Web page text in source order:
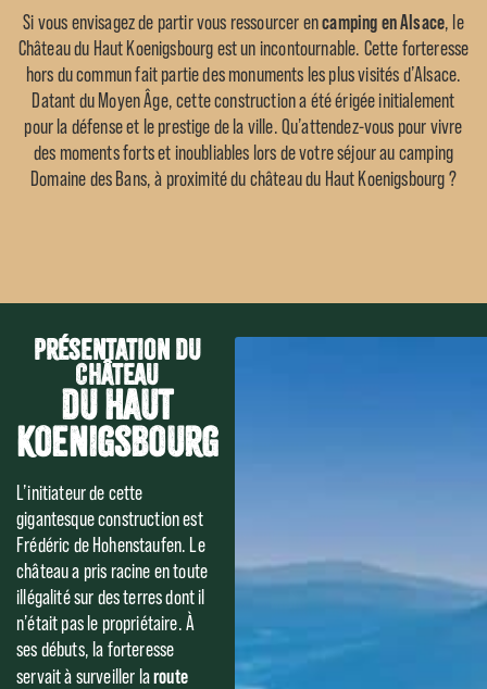
Si vous envisagez de partir vous ressourcer encamping en Alsace, le
Château du Haut Koenigsbourg est un incontournable. Cette forteresse
hors du commun fait partie des monuments les plus visités d’Alsace.
Datant du Moyen Âge, cette construction a été érigée initialement
pour la défense et le prestige de la ville. Qu’attendez-vous pour vivre
des moments forts et inoubliables lors de votre séjour au camping
Domaine des Bans, à proximité du château du Haut Koenigsbourg ?
Présentation du
Château
du Haut
Koenigsbourg
L’initiateur de cette
gigantesque construction est
Frédéric de Hohenstaufen. Le
château a pris racine en toute
illégalité sur des terres dont il
n’était pas le propriétaire. À
ses débuts, la forteresse
servait à surveiller laroute